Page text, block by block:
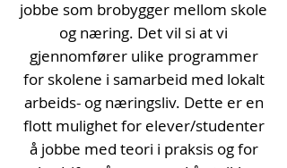
jobbe som brobygger mellom skole
og næring. Det vil si at vi
gjennomfører ulike programmer
for skolene i samarbeid med lokalt
arbeids- og næringsliv. Dette er en
flott mulighet for elever/studenter
å jobbe med teori i praksis og for